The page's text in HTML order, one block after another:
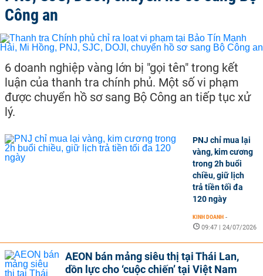
Công an
6 doanh nghiệp vàng lớn bị "gọi tên" trong kết
luận của thanh tra chính phủ. Một số vi phạm
được chuyển hồ sơ sang Bộ Công an tiếp tục xử
lý.
PNJ chỉ mua lại
vàng, kim cương
trong 2h buổi
chiều, giữ lịch
trả tiền tối đa
120 ngày
KINH DOANH -
09:47 | 24/07/2026
AEON bán mảng siêu thị tại Thái Lan,
dồn lực cho ‘cuộc chiến’ tại Việt Nam